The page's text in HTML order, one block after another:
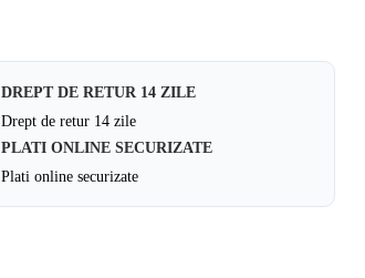
DREPT DE RETUR 14 ZILE
Drept de retur 14 zile
PLATI ONLINE SECURIZATE
Plati online securizate